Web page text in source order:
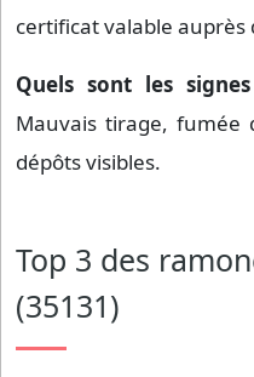
certificat valable auprès
Quels sont les
Mauvais tirage, fumée
dépôts visibles.
Top 3 des
(35131)